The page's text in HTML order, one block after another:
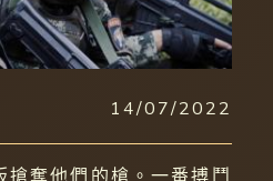
14/07/2022